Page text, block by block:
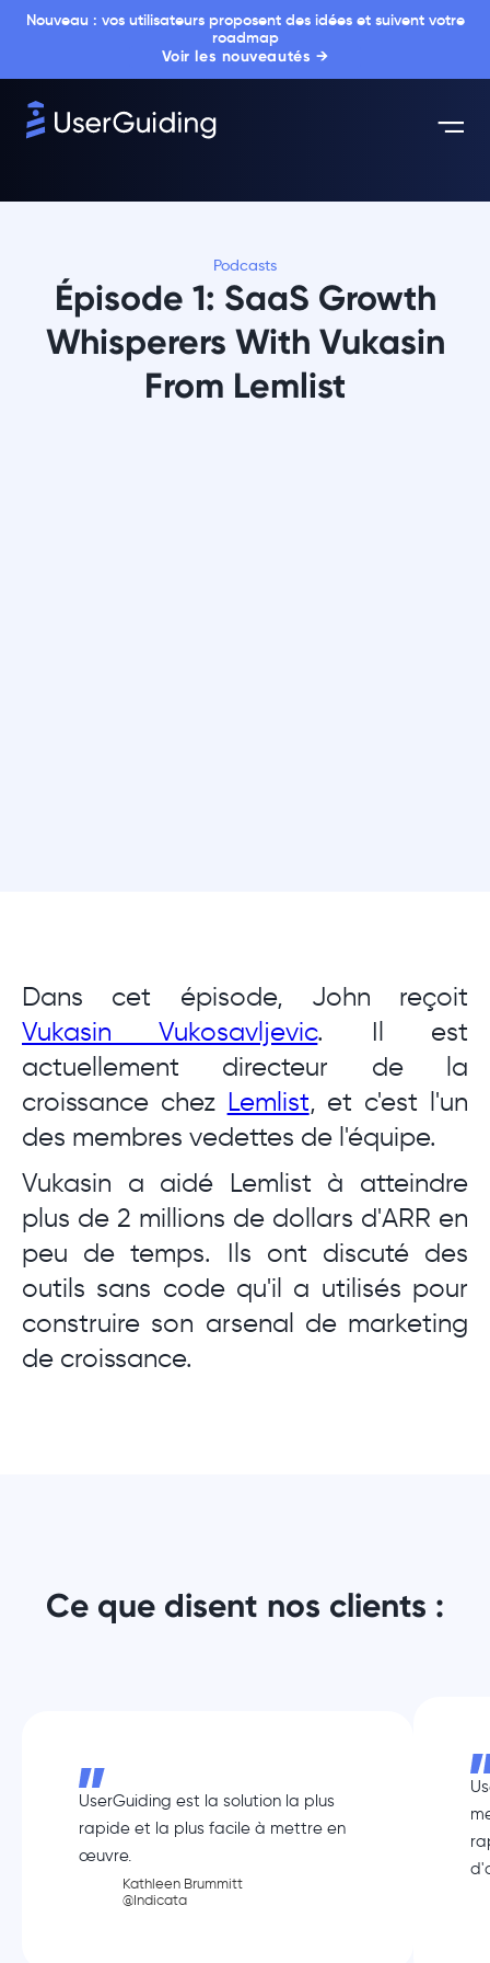
Nouveau : vos utilisateurs proposent des idées et suivent votre
roadmap
Voir les nouveautés →
Podcasts
Épisode 1: SaaS Growth
Whisperers With Vukasin
From Lemlist
Dans cet épisode, John reçoit
Vukasin Vukosavljevic. Il est
actuellement directeur de la
croissance chez Lemlist, et c'est l'un
des membres vedettes de l'équipe.
Vukasin a aidé Lemlist à atteindre
plus de 2 millions de dollars d'ARR en
peu de temps. Ils ont discuté des
outils sans code qu'il a utilisés pour
construire son arsenal de marketing
de croissance.
Ce que disent nos clients :
UserGuiding est la solution la plus
rapide et la plus facile à mettre en
œuvre.
Kathleen Brummitt
@Indicata